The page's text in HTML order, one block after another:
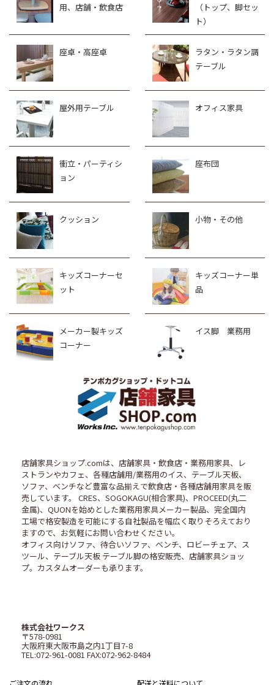
用、店舗・飲食店
（トップ、脚セッ
ト）
座卓・高座卓
ラタン・ラタン調
テーブル
屋外用テーブル オフィス家具
衝立・パーティシ
ョン
座布団
クッション 小物・その他
キッズコーナーセ
ット
キッズコーナー単
品
メーカー製キッズ
コーナー
イス脚 業務用
店舗家具ショップ.comは、店舗家具・飲食店・業務用家具、レ
ストランやカフェ、各種店舗用/業務用のイス、テーブル天板、
ソファ、ベンチなど豊富な品揃えで飲食店・各種店舗用家具を販
売しています。 CRES、SOGOKAGU(相合家具)、PROCEED(丸二
金属)、QUONを始めとした業務用家具メーカー製品、完全国内
工場で格安製造を可能にする自社製品を幅広く取りそろえており
ますので、お気軽にお問い合わせください。
オフィス向けソファ、待合いソファ、ベンチ、ロビーチェア、ス
ツール、テーブル天板 テーブル脚の格安販売、店舗家具ショッ
プ。カスタムオーダーも承ります。
株式会社ワークス
〒578-0981
大阪府東大阪市島之内1丁目7-8
TEL:072-961-0081 FAX:072-962-8484
ご注文の流れ 配送と送料について